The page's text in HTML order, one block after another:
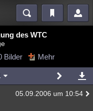
Videos
Mystery Kriminalfälle
des WTC
Bilder Mehr
05.09.2006 um 10:54